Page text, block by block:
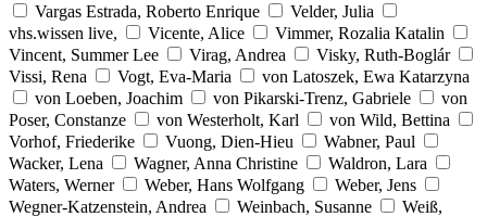
Vargas Estrada, Roberto Enrique
Velder, Julia
vhs.wissen live,
Vicente, Alice
Vimmer, Rozalia Katalin
Vincent, Summer Lee
Virag, Andrea
Visky, Ruth-Boglár
Vissi, Rena
Vogt, Eva-Maria
von Latoszek, Ewa Katarzyna
von Loeben, Joachim
von Pikarski-Trenz, Gabriele
von
Poser, Constanze
von Westerholt, Karl
von Wild, Bettina
Vorhof, Friederike
Vuong, Dien-Hieu
Wabner, Paul
Wacker, Lena
Wagner, Anna Christine
Waldron, Lara
Waters, Werner
Weber, Hans Wolfgang
Weber, Jens
Wegner-Katzenstein, Andrea
Weinbach, Susanne
Weiß,